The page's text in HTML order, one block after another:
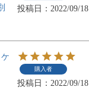
投稿日 2022/09/18
購入者
投稿日 2022/09/18